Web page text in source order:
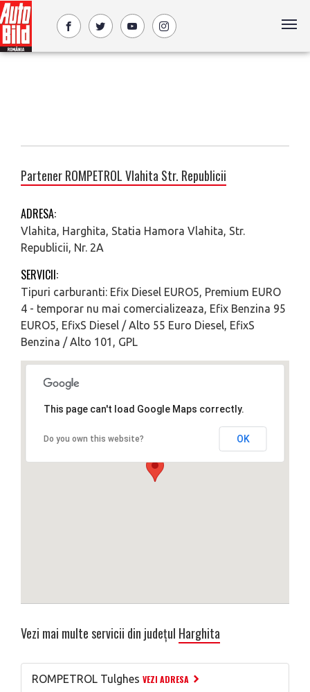
Partener ROMPETROL Vlahita Str. Republicii
ADRESA:
Vlahita, Harghita, Statia Hamora Vlahita, Str.
Republicii, Nr. 2A
SERVICII:
Tipuri carburanti: Efix Diesel EURO5, Premium EURO
4 - temporar nu mai comercializeaza, Efix Benzina 95
EURO5, EfixS Diesel / Alto 55 Euro Diesel, EfixS
Benzina / Alto 101, GPL
This page can't load Google Maps correctly.
Do you own this website? OK
Vezi mai multe servicii din județul Harghita
ROMPETROL Tulghes VEZI ADRESA